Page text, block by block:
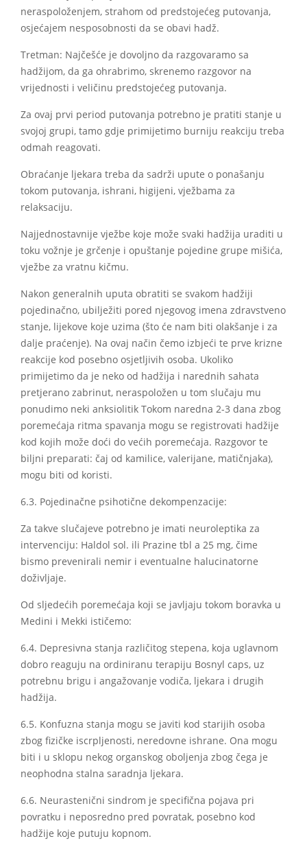
neraspoloženjem, strahom od predstojećeg putovanja,
osjećajem nesposobnosti da se obavi hadž.
Tretman: Najčešće je dovoljno da razgovaramo sa
hadžijom, da ga ohrabrimo, skrenemo razgovor na
vrijednosti i veličinu predstojećeg putovanja.
Za ovaj prvi period putovanja potrebno je pratiti stanje u
svojoj grupi, tamo gdje primijetimo burniju reakciju treba
odmah reagovati.
Obraćanje ljekara treba da sadrži upute o ponašanju
tokom putovanja, ishrani, higijeni, vježbama za
relaksaciju.
Najjednostavnije vježbe koje može svaki hadžija uraditi u
toku vožnje je grčenje i opuštanje pojedine grupe mišića,
vježbe za vratnu kičmu.
Nakon generalnih uputa obratiti se svakom hadžiji
pojedinačno, ubilježiti pored njegovog imena zdravstveno
stanje, lijekove koje uzima (što će nam biti olakšanje i za
dalje praćenje). Na ovaj način čemo izbjeći te prve krizne
reakcije kod posebno osjetljivih osoba. Ukoliko
primijetimo da je neko od hadžija i narednih sahata
pretjerano zabrinut, neraspoložen u tom slučaju mu
ponudimo neki anksiolitik Tokom naredna 2-3 dana zbog
poremećaja ritma spavanja mogu se registrovati hadžije
kod kojih može doći do većih poremećaja. Razgovor te
biljni preparati: čaj od kamilice, valerijane, matičnjaka),
mogu biti od koristi.
6.3. Pojedinačne psihotične dekompenzacije:
Za takve slučajeve potrebno je imati neuroleptika za
intervenciju: Haldol sol. ili Prazine tbl a 25 mg, čime
bismo prevenirali nemir i eventualne halucinatorne
doživljaje.
Od sljedećih poremećaja koji se javljaju tokom boravka u
Medini i Mekki ističemo:
6.4. Depresivna stanja različitog stepena, koja uglavnom
dobro reaguju na ordiniranu terapiju Bosnyl caps, uz
potrebnu brigu i angažovanje vodiča, ljekara i drugih
hadžija.
6.5. Konfuzna stanja mogu se javiti kod starijih osoba
zbog fizičke iscrpljenosti, neredovne ishrane. Ona mogu
biti i u sklopu nekog organskog oboljenja zbog čega je
neophodna stalna saradnja ljekara.
6.6. Neurastenični sindrom je specifična pojava pri
povratku i neposredno pred povratak, posebno kod
hadžije koje putuju kopnom.